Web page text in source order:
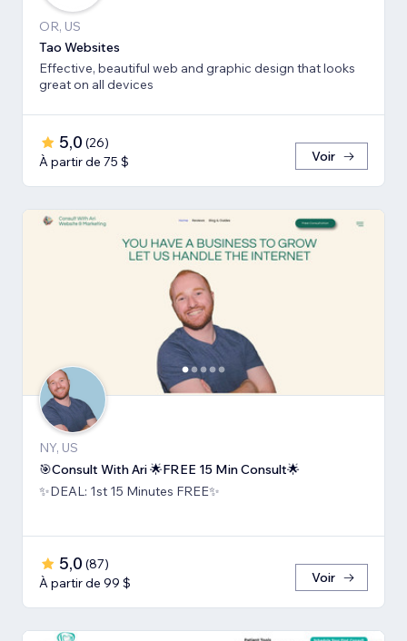
OR, US
Tao Websites
Effective, beautiful web and graphic design that looks
great on all devices
5,0 (26)
À partir de 75 $
Voir
NY, US
🎯Consult With Ari 🌟FREE 15 Min Consult🌟
✨DEAL: 1st 15 Minutes FREE✨
5,0 (87)
À partir de 99 $
Voir